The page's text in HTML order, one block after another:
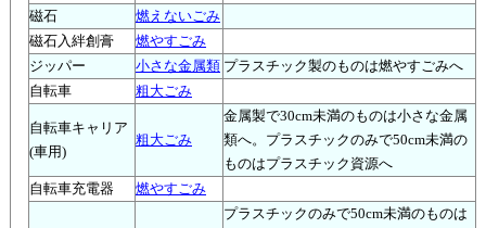
磁石
燃えないごみ
磁石入絆創膏
燃やすごみ
ジッパー
小さな金属類 プラスチック製のものは燃やすごみへ
自転車
粗大ごみ
自転車キャリア
(車用)
粗大ごみ
金属製で30cm未満のものは小さな金属
類へ。プラスチックのみで50cm未満の
ものはプラスチック資源へ
自転車充電器
燃やすごみ
プラスチックのみで50cm未満のものは